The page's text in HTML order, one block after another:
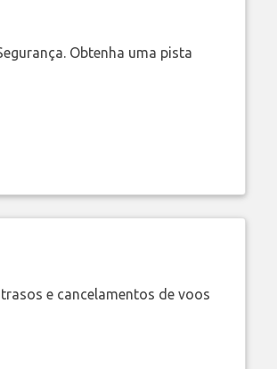
Obtenha uma pista
e cancelamentos de voos